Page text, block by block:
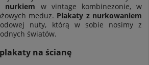
nurkiem w vintage kombinezonie, w
meduz. Plakaty z nurkowaniem
nuty, którą w sobie nosimy z
światów.
na ścianę